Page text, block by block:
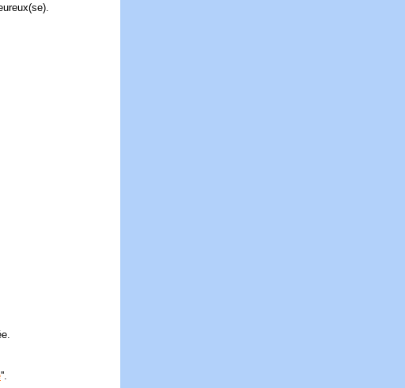
heureux(se).
''.